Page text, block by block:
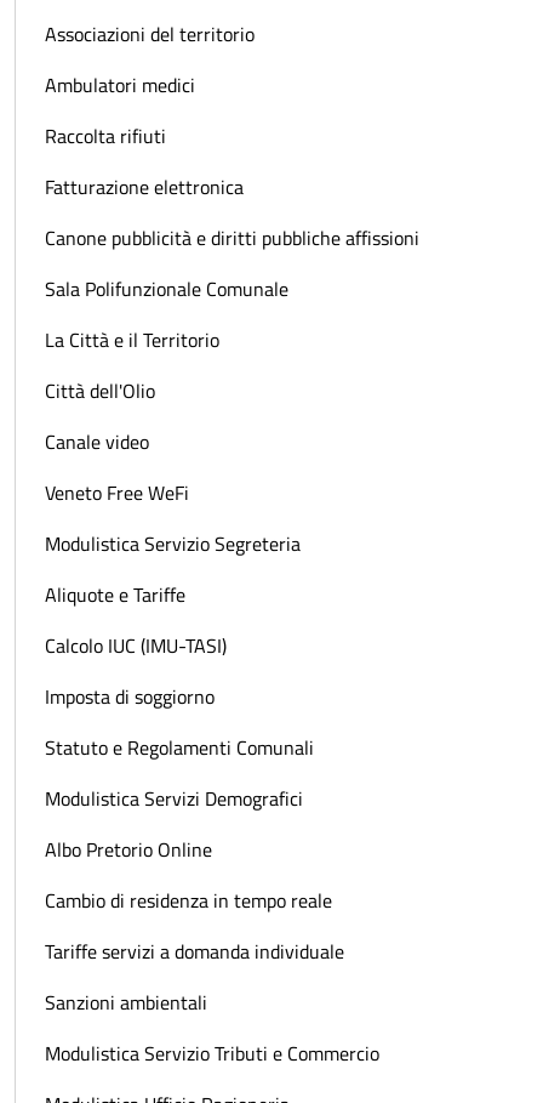
Associazioni del territorio
Ambulatori medici
Raccolta rifiuti
Fatturazione elettronica
Canone pubblicità e diritti pubbliche affissioni
Sala Polifunzionale Comunale
La Città e il Territorio
Città dell'Olio
Canale video
Veneto Free WeFi
Modulistica Servizio Segreteria
Aliquote e Tariffe
Calcolo IUC (IMU-TASI)
Imposta di soggiorno
Statuto e Regolamenti Comunali
Modulistica Servizi Demografici
Albo Pretorio Online
Cambio di residenza in tempo reale
Tariffe servizi a domanda individuale
Sanzioni ambientali
Modulistica Servizio Tributi e Commercio